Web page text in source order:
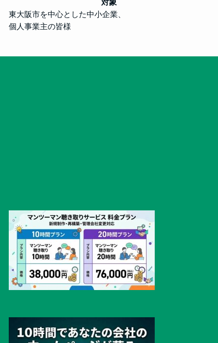
対象
東大阪市を中心とした中小企業、
個人事業主の皆様